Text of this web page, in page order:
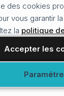
des cookies
vous garantir
la politique
Accepter les
préférences
vous
CNI lorsque vous
moment de